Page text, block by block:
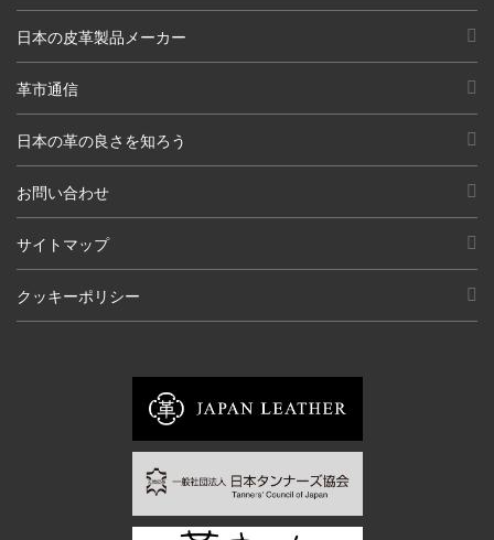
日本の皮革製品メーカー
革市通信
日本の革の良さを知ろう
お問い合わせ
サイトマップ
クッキーポリシー